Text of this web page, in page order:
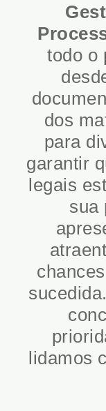
todo o
dos
para
garantir
legais
sua
lidamos